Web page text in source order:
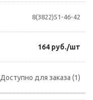
8(3822)51-46-42
164 руб./шт
Доступно для заказа (1)